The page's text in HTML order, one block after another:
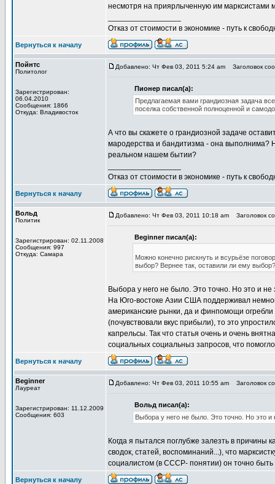
несмотря на приярлыченную им марксистами
Отказ от стоимости в экономике - путь к
Вернуться к началу
Пойнтс
Политолог
Зарегистрирован:
06.04.2010
Сообщения: 1866
Откуда: Владивосток
Добавлено: Чт Фев 03, 2011 5:24 am Заголовок
Пионер писал(а):
Предлагаемая вами грандиозная задача
поселка собственной полноценной и
А что вы скажете о грандиозной задаче
мародерства и бандитизма - она выполнима?
реальном нашем бытии?
Отказ от стоимости в экономике - путь к
Вернуться к началу
Вольд
Политик
Зарегистрирован: 02.11.2008
Сообщения: 997
Откуда: Самара
Добавлено: Чт Фев 03, 2011 10:18 am Заголовок
Beginner писал(а):
Можно конечно рискнуть и всурьёзе
выбор? Вернее так, оставили ли ему
Выбора у него не было. Это точно. Но это и
На Юго-востоке Азии США поддерживал
американские рынки, да и финпомощи
(почувствовали вкус прибыли), то это
капрельсы. Так что статья очень и очень
социальных социальныз запросов, что
Вернуться к началу
Beginner
Лауреат
Зарегистрирован: 11.12.2009
Сообщения: 603
Добавлено: Чт Фев 03, 2011 10:55 am Заголовок
Вольд писал(а):
Выбора у него не было. Это точно. Но это
Когда я пытался поглубже залезть в причины
сводок, статей, воспоминаний...), что
социалистом (в СССР- понятии) он точно
Вернуться к началу